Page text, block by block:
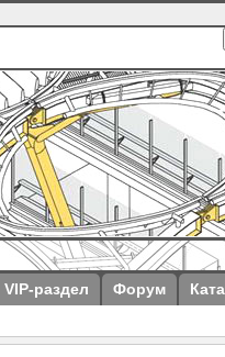
VIP-раздел Форум